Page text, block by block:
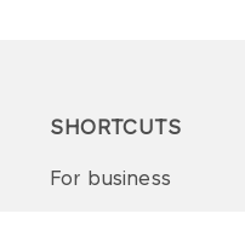
SHORTCUTS
For business